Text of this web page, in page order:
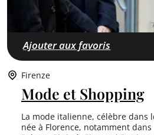
Ajouter aux favoris
Firenze
Mode et Shopping
La mode italienne, célèbre dans
née à Florence, notamment dans